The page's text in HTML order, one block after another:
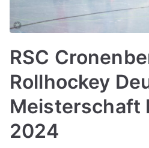
RSC
Rollhockey
Meisterschaft
2024